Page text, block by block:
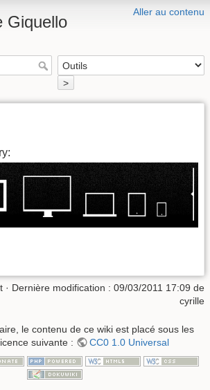
Aller au contenu
Giquello
>
· Dernière modification : 09/03/2011 17:09 de
cyrille
le contenu de ce wiki est placé sous les
suivante :
CC0 1.0 Universal